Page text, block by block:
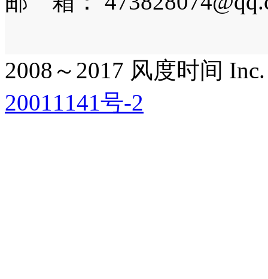
2008～2017 风度时间
20011141号-2